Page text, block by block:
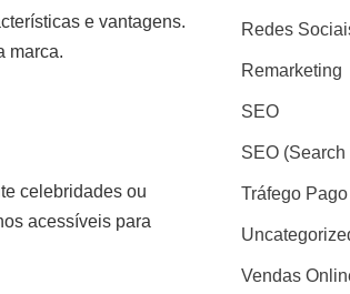
e vantagens.
marca.
celebridades ou
acessíveis para
Redes
Remarketing
SEO
SEO
Tráfego Pago
Vendas